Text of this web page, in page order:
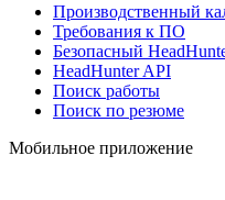
Производственный
Требования к ПО
Безопасный
HeadHunter API
Поиск работы
Поиск по резюме
Мобильное приложение